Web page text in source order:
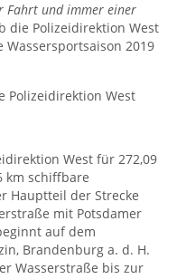
Fahrt und immer einer
die Polizeidirektion West
2019
Polizeidirektion West
West für 272,09
km schiffbare
Hauptteil der Strecke
mit Potsdamer
auf dem
Brandenburg a. d. H.
Wasserstraße bis zur